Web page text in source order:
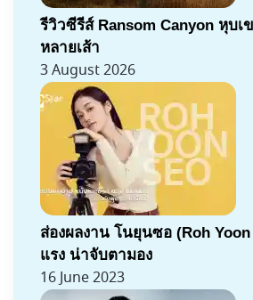
รีวิวซีรีส์ Ransom Canyon หุบเ
หลายเส้า
3 August 2026
ส่องผลงาน โนยุนซอ (Roh Yoon
แรง น่าจับตามอง
16 June 2023